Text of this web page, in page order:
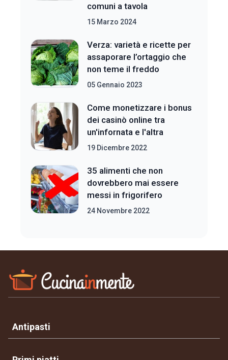
comuni a tavola
15 Marzo 2024
Verza: varietà e ricette per
assaporare l’ortaggio che
non teme il freddo
05 Gennaio 2023
Come monetizzare i bonus
dei casinò online tra
un'infornata e l'altra
19 Dicembre 2022
35 alimenti che non
dovrebbero mai essere
messi in frigorifero
24 Novembre 2022
Antipasti